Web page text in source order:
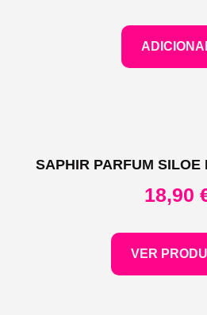
SAPHIR PARFUM SILOE
18,90
VER